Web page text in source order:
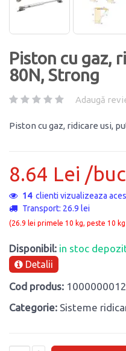
Piston cu gaz,
80N, Strong
Adaugă
Piston cu gaz, ridicare usi,
8.64 Lei
14clienti vizualizeaza
Transport: 26.9 lei
(26.9 lei primele 10 kg, peste 10
Disponibil: in stoc
Detalii
Cod produs:
Categorie: Sisteme